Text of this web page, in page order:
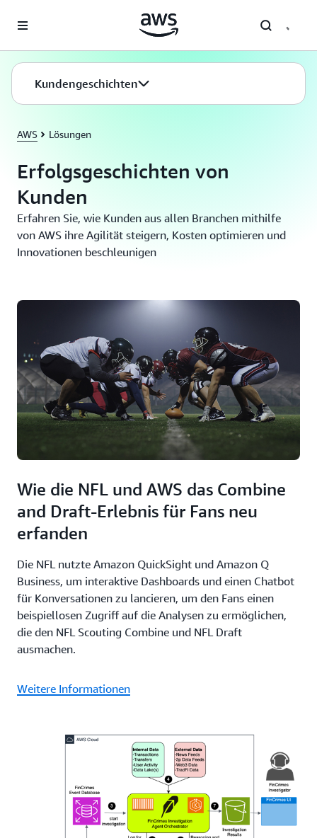
Überspringen zum Hauptinhalt
AWS Lösungen
Erfolgsgeschichten von
Kunden
Erfahren Sie, wie Kunden aus allen Branchen mithilfe
von AWS ihre Agilität steigern, Kosten optimieren und
Innovationen beschleunigen
Kundengeschichten
Wie die NFL und AWS das Combine
and Draft-Erlebnis für Fans neu
erfanden
Die NFL nutzte Amazon QuickSight und Amazon Q
Business, um interaktive Dashboards und einen Chatbot
für Konversationen zu lancieren, um den Fans einen
beispiellosen Zugriff auf die Analysen zu ermöglichen,
die den NFL Scouting Combine und NFL Draft
ausmachen.
Weitere Informationen